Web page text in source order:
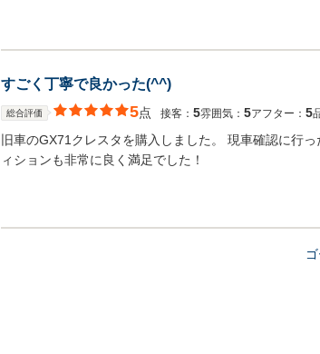
すごく丁寧で良かった(^^)
総合評価 5点 接客： 5雰囲気： 5アフター： 5
旧車のGX71クレスタを購入しました。 現車確認に行
ィションも非常に良く満足でした！